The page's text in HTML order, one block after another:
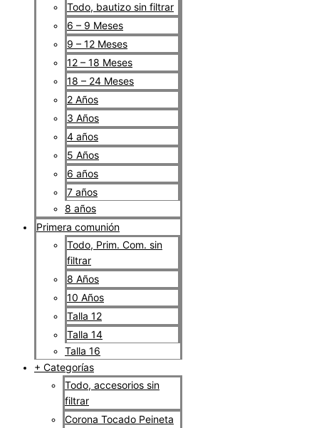
Todo, bautizo sin filtrar
6 – 9 Meses
9 – 12 Meses
12 – 18 Meses
18 – 24 Meses
2 Años
3 Años
4 años
5 Años
6 años
7 años
8 años
Primera comunión
Todo, Prim. Com. sin
filtrar
8 Años
10 Años
Talla 12
Talla 14
Talla 16
+ Categorías
Todo, accesorios sin
filtrar
Corona Tocado Peineta